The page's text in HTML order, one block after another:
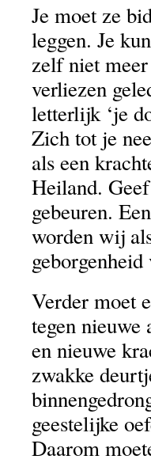
Je moet ze
leggen. Je
zelf niet meer
verliezen
letterlijk ‘je
Zich tot je
als een
Heiland.
gebeuren.
worden wij
Verder moet
tegen nieuwe
en nieuwe
zwakke
geestelijke
Daarom